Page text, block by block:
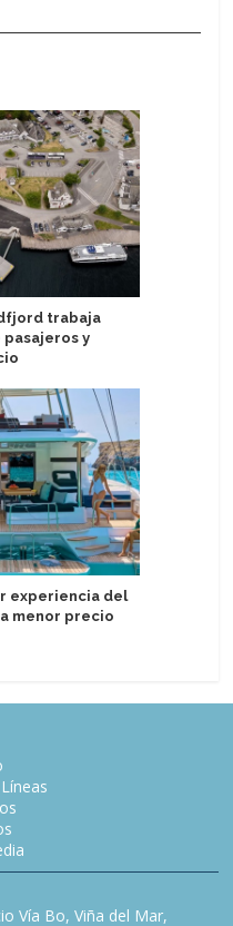
trabaja
y
experiencia del
menor precio
Vía Bo, Viña del Mar,